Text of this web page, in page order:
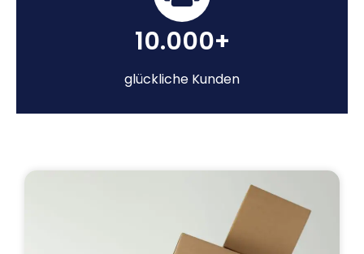
10.000+
glückliche Kunden